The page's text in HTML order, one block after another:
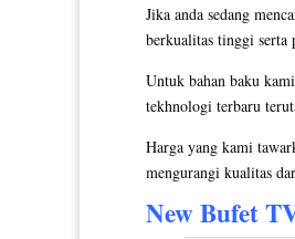
Jika anda sedang
berkualitas tinggi serta
Untuk bahan baku
tekhnologi terbaru
Harga yang kami
mengurangi kualitas
NewBufet